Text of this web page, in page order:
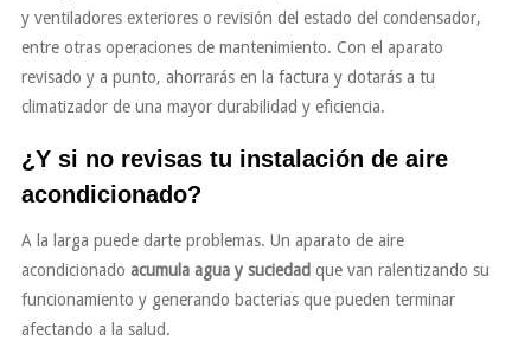
y ventiladores exteriores o revisión del estado del condensador,
entre otras operaciones de mantenimiento. Con el aparato
revisado y a punto, ahorrarás en la factura y dotarás a tu
climatizador de una mayor durabilidad y eficiencia.
¿Y si no revisas tu instalación de aire
acondicionado?
A la larga puede darte problemas. Un aparato de aire
acondicionado acumula agua y suciedad que van ralentizando su
funcionamiento y generando bacterias que pueden terminar
afectando a la salud.